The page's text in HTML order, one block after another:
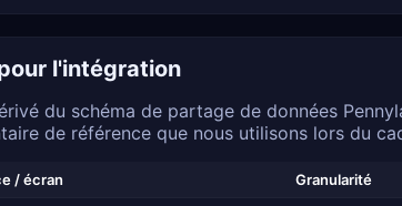
l'intégration
du schéma de partage de données
de référence que nous utilisons lors du
/ écran Granularité